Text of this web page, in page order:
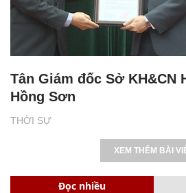
THỜI SỰ
Tân Giám đốc Sở KH&CN
Hồng Sơn
XEM THÊM BÀI
Đọc nhiều